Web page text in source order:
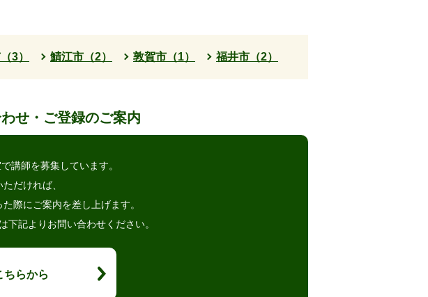
3） 鯖江市（2） 敦賀市（1） 福井市（2）
せ・ご登録のご案内
講師を募集しています。
だければ、
際にご案内を差し上げます。
下記よりお問い合わせください。
ちらから